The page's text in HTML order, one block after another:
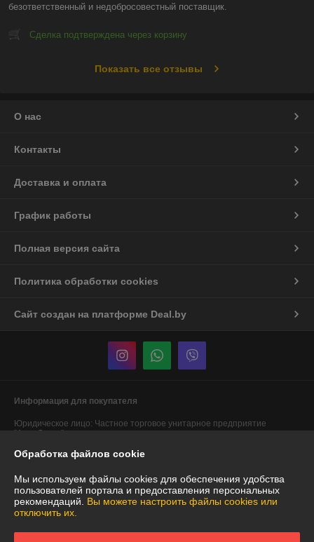
безответственный и недобросовестный поставщик.
Сделка подтверждена через корзину
Показать все отзывы
О нас
Контакты
Доставка и оплата
График работы
Полная версия сайта
Политика обработки cookies
Сайт создан на платформе Deal.by
Информация для покупателя
Юридическое лицо: Частное торговое унитарное предприятие
"АннаДекор"
УНП: 290487319
Регистрационный орган: Брестский областной исполнительный
Обработка файлов cookie
Мы используем файлы cookies для обеспечения удобства
пользователей портала и предоставления персональных
рекомендаций. Вы можете настроить файлы cookies или
отключить их.